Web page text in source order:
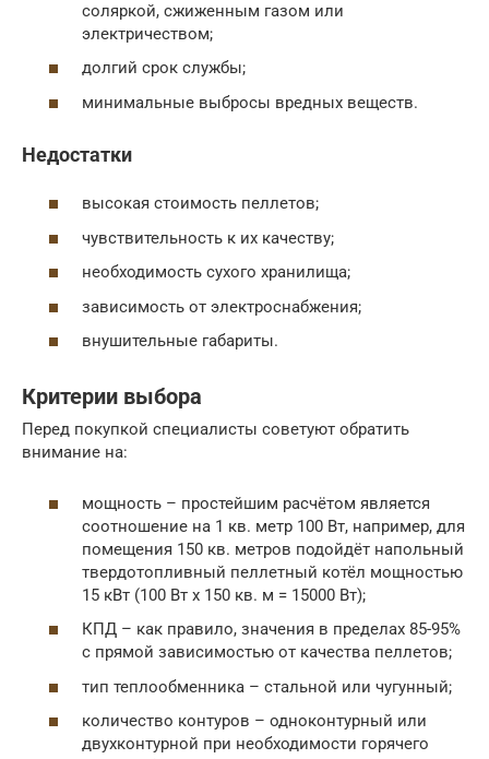
соляркой, сжиженным газом или
электричеством;
долгий срок службы;
минимальные выбросы вредных веществ.
Недостатки
высокая стоимость пеллетов;
чувствительность к их качеству;
необходимость сухого хранилища;
зависимость от электроснабжения;
внушительные габариты.
Критерии выбора
Перед покупкой специалисты советуют обратить
внимание на:
мощность – простейшим расчётом является
соотношение на 1 кв. метр 100 Вт, например, для
помещения 150 кв. метров подойдёт напольный
твердотопливный пеллетный котёл мощностью
15 кВт (100 Вт х 150 кв. м = 15000 Вт);
КПД – как правило, значения в пределах 85-95%
с прямой зависимостью от качества пеллетов;
тип теплообменника – стальной или чугунный;
количество контуров – одноконтурный или
двухконтурной при необходимости горячего